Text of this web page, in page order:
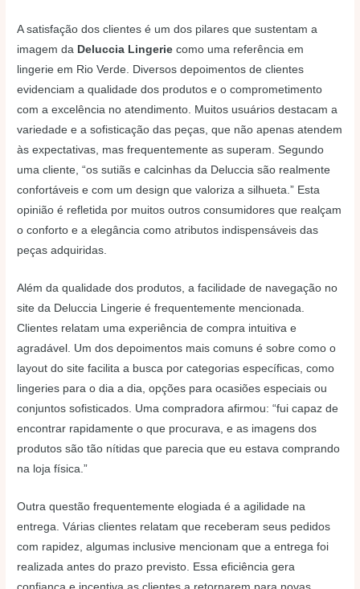
A satisfação dos clientes é um dos pilares que sustentam a
imagem da Deluccia Lingerie como uma referência em
lingerie em Rio Verde. Diversos depoimentos de clientes
evidenciam a qualidade dos produtos e o comprometimento
com a excelência no atendimento. Muitos usuários destacam a
variedade e a sofisticação das peças, que não apenas atendem
às expectativas, mas frequentemente as superam. Segundo
uma cliente, “os sutiãs e calcinhas da Deluccia são realmente
confortáveis e com um design que valoriza a silhueta.” Esta
opinião é refletida por muitos outros consumidores que realçam
o conforto e a elegância como atributos indispensáveis das
peças adquiridas.
Além da qualidade dos produtos, a facilidade de navegação no
site da Deluccia Lingerie é frequentemente mencionada.
Clientes relatam uma experiência de compra intuitiva e
agradável. Um dos depoimentos mais comuns é sobre como o
layout do site facilita a busca por categorias específicas, como
lingeries para o dia a dia, opções para ocasiões especiais ou
conjuntos sofisticados. Uma compradora afirmou: “fui capaz de
encontrar rapidamente o que procurava, e as imagens dos
produtos são tão nítidas que parecia que eu estava comprando
na loja física.”
Outra questão frequentemente elogiada é a agilidade na
entrega. Várias clientes relatam que receberam seus pedidos
com rapidez, algumas inclusive mencionam que a entrega foi
realizada antes do prazo previsto. Essa eficiência gera